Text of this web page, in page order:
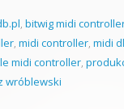
, bitwig midi
, midi controller, midi
midi controller,
wróblewski